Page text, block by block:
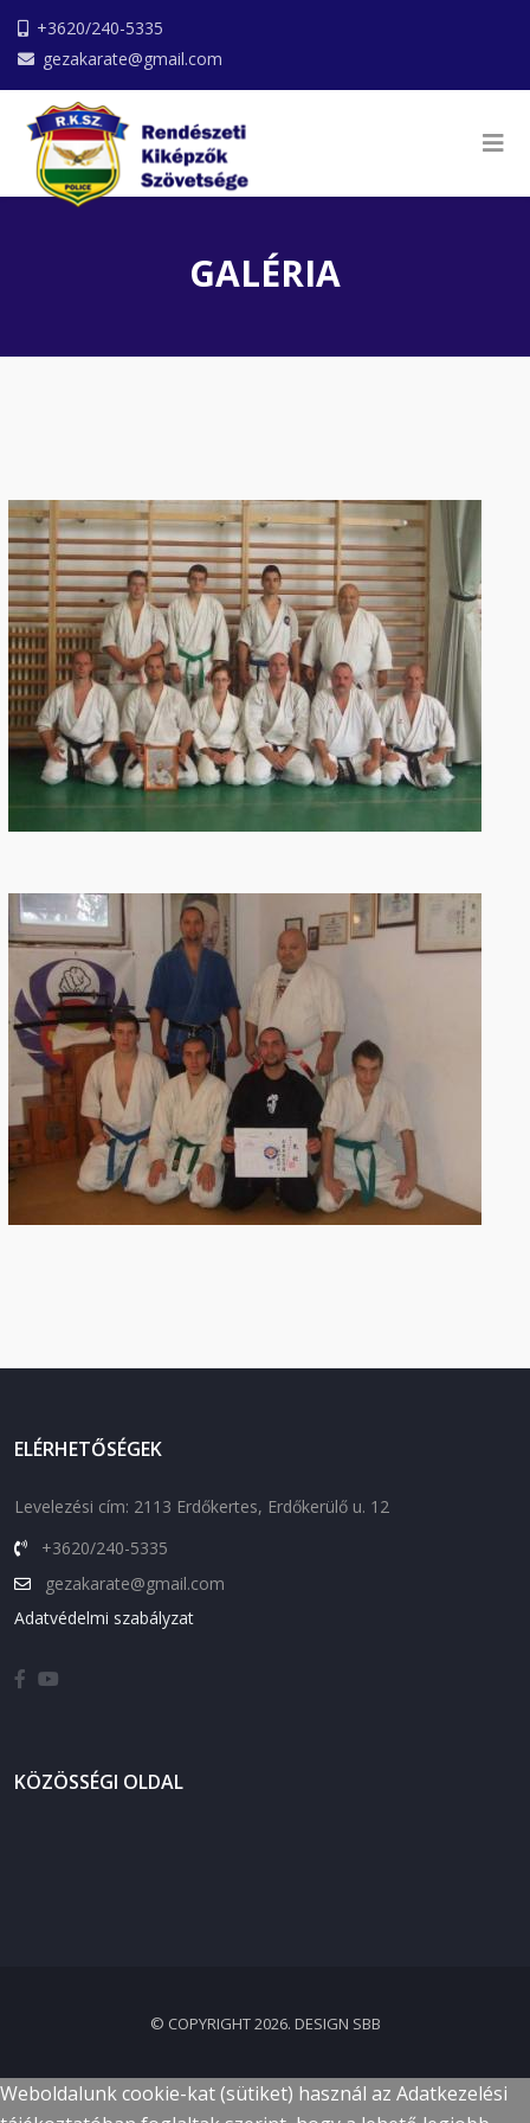
+3620/240-5335
gezakarate@gmail.com
GALÉRIA
ELÉRHETŐSÉGEK
Levelezési cím: 2113 Erdőkertes, Erdőkerülő u. 12
+3620/240-5335
gezakarate@gmail.com
Adatvédelmi szabályzat
KÖZÖSSÉGI OLDAL
© COPYRIGHT 2026. DESIGN SBB
Weboldalunk cookie-kat (sütiket) használ az Adatkezelési